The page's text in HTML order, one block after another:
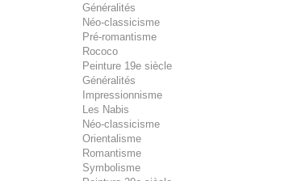
Généralités
Néo-classicisme
Pré-romantisme
Rococo
Peinture 19e siècle
Généralités
Impressionnisme
Les Nabis
Néo-classicisme
Orientalisme
Romantisme
Symbolisme